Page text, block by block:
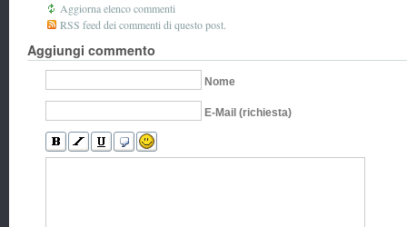
Aggiorna elenco commenti
RSS feed dei commenti di questo post.
Aggiungi commento
Nome
E-Mail (richiesta)